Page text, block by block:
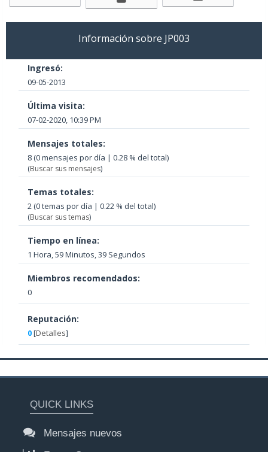
Información sobre JP003
Ingresó:
09-05-2013
Última visita:
07-02-2020, 10:39 PM
Mensajes totales:
8 (0 mensajes por día | 0.28 % del total)
(Buscar sus mensajes)
Temas totales:
2 (0 temas por día | 0.22 % del total)
(Buscar sus temas)
Tiempo en línea:
1 Hora, 59 Minutos, 39 Segundos
Miembros recomendados:
0
Reputación:
0[Detalles]
QUICK LINKS
Mensajes nuevos